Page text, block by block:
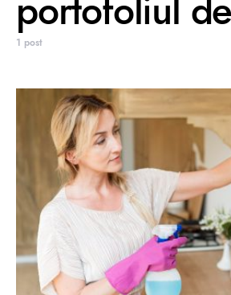
portofoliul
1 post